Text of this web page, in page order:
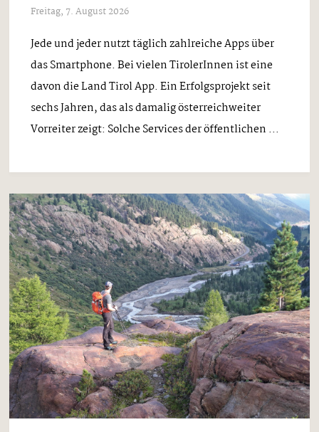
Freitag, 7. August 2026
Jede und jeder nutzt täglich zahlreiche Apps über
das Smartphone. Bei vielen TirolerInnen ist eine
davon die Land Tirol App. Ein Erfolgsprojekt seit
sechs Jahren, das als damalig österreichweiter
Vorreiter zeigt: Solche Services der öffentlichen ...